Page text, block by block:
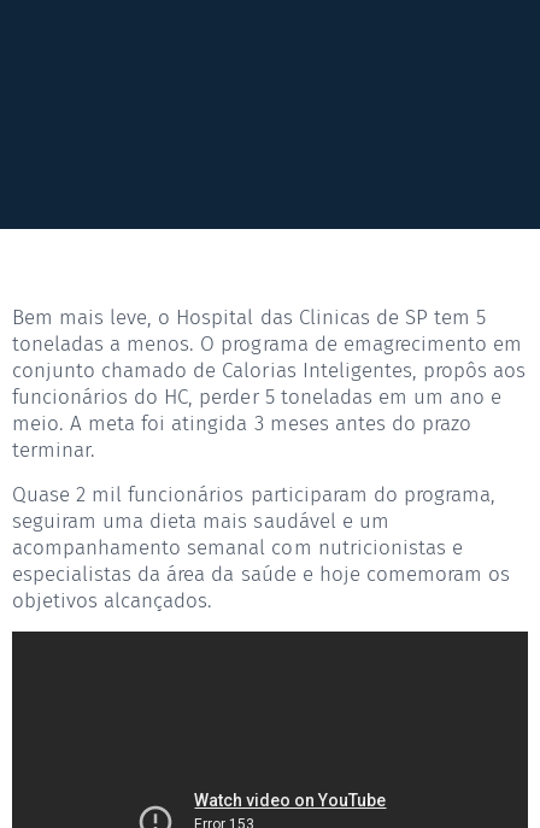
Bem mais leve, o Hospital das Clinicas de SP tem 5
toneladas a menos. O programa de emagrecimento em
conjunto chamado de Calorias Inteligentes, propôs aos
funcionários do HC, perder 5 toneladas em um ano e
meio. A meta foi atingida 3 meses antes do prazo
terminar.
Quase 2 mil funcionários participaram do programa,
seguiram uma dieta mais saudável e um
acompanhamento semanal com nutricionistas e
especialistas da área da saúde e hoje comemoram os
objetivos alcançados.